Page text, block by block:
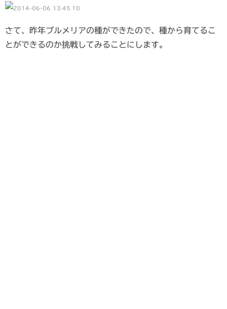
さて、昨年プルメリアの種ができたので、種から育てるこ
とができるのか挑戦してみることにします。